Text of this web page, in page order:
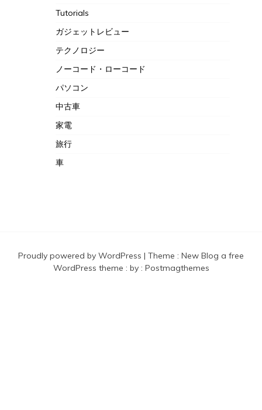
Tutorials
ガジェットレビュー
テクノロジー
ノーコード・ローコード
パソコン
中古車
家電
旅行
車
Proudly powered by WordPress | Theme : New Blog a free
WordPress theme : by : Postmagthemes